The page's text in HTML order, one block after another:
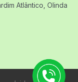
Atlântico, Olinda